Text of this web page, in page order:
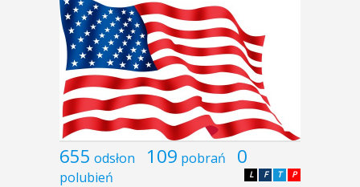
655 odsłon 109 pobrań 0
polubień P
T
F
L